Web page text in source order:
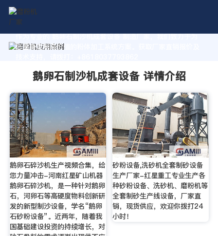
作为专业的 鹅卵石制沙机成套设备 制造厂家，我们致力于为
您量身定制高价值的粉体加工系统方案。获取厂家直销报价及
鹅卵石制沙机成套设备 详情介绍
鹅卵石碎沙机生产视频合集，给
您力量冲击-河南红星矿山机器
鹅卵石碎沙机，是一种针对鹅卵
石，河卵石等高硬度物料创新研
发的新型制沙设备，学名“鹅卵
石砂粉设备”。近两年，随着我
国基础建设投资的持续增长，对
砂粉设备,洗砂机全套制砂设备
生产厂家-红星重工专业生产各
种砂粉设备、洗砂机、磨粉机等
全套制砂生产线设备，厂家直
销，现货供应，欢迎你拨打24
小时！